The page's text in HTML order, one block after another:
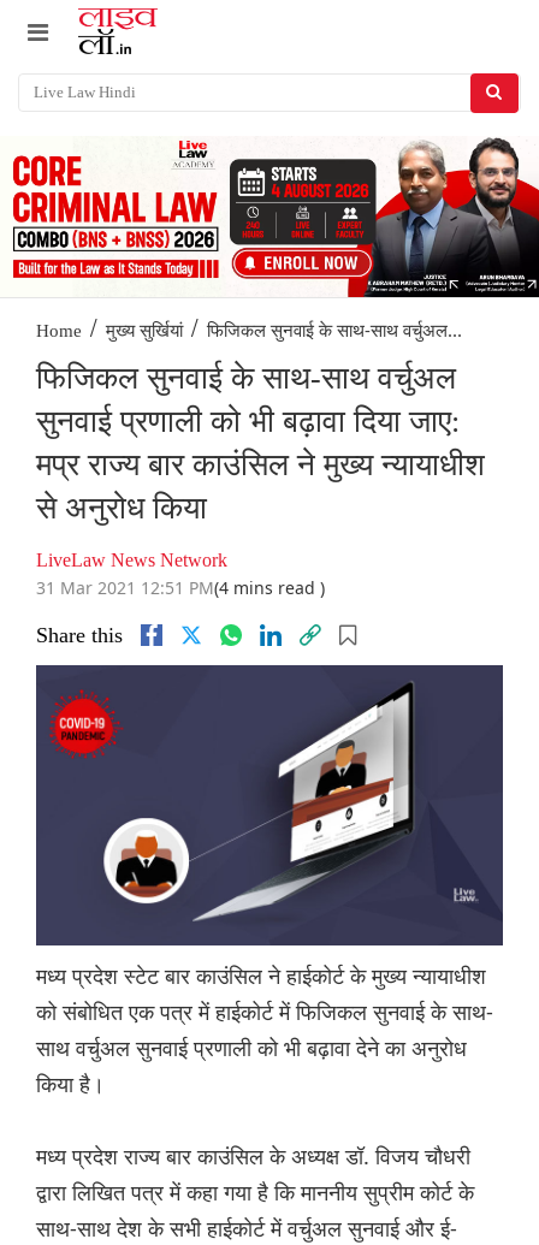
Home / मुख्य सुर्खियां / फिजिकल सुनवाई के साथ-साथ वर्चुअल...
फिजिकल सुनवाई के साथ-साथ वर्चुअल
सुनवाई प्रणाली को भी बढ़ावा दिया जाए:
मप्र राज्य बार काउंसिल ने मुख्य न्यायाधीश
से अनुरोध किया
LiveLaw News Network
31 Mar 2021 12:51 PM(4 mins read )
Share this
मध्य प्रदेश स्टेट बार काउंसिल ने हाईकोर्ट के मुख्य न्यायाधीश
को संबोधित एक पत्र में हाईकोर्ट में फिजिकल सुनवाई के साथ-
साथ वर्चुअल सुनवाई प्रणाली को भी बढ़ावा देने का अनुरोध
किया है।
मध्य प्रदेश राज्य बार काउंसिल के अध्यक्ष डॉ. विजय चौधरी
द्वारा लिखित पत्र में कहा गया है कि माननीय सुप्रीम कोर्ट के
साथ-साथ देश के सभी हाईकोर्ट में वर्चुअल सुनवाई और ई-